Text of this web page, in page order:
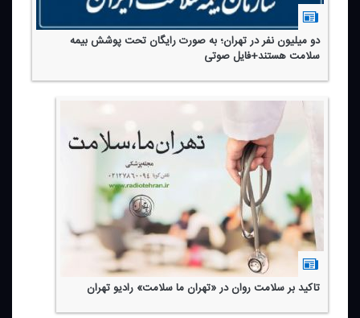
دو میلیون نفر در تهران؛ به صورت رایگان تحت پوشش بیمه
سلامت هستند+فایل صوتی
تاكید بر سلامت روان در «تهران ما سلامت» رادیو تهران